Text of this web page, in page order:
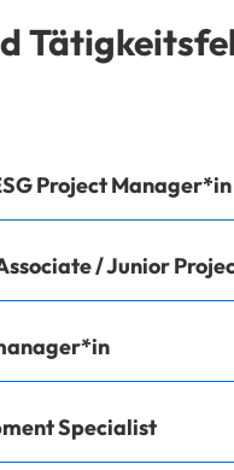
Project Manager*in
/ Junior
Specialist